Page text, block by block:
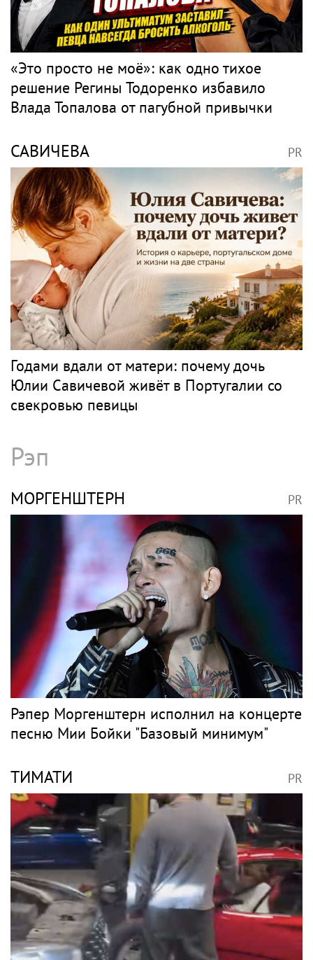
«Это просто не моё»: как одно тихое
решение Регины Тодоренко избавило
Влада Топалова от пагубной привычки
САВИЧЕВА PR
Годами вдали от матери: почему дочь
Юлии Савичевой живёт в Португалии со
свекровью певицы
Рэп
МОРГЕНШТЕРН PR
Рэпер Моргенштерн исполнил на концерте
песню Мии Бойки "Базовый минимум"
ТИМАТИ PR